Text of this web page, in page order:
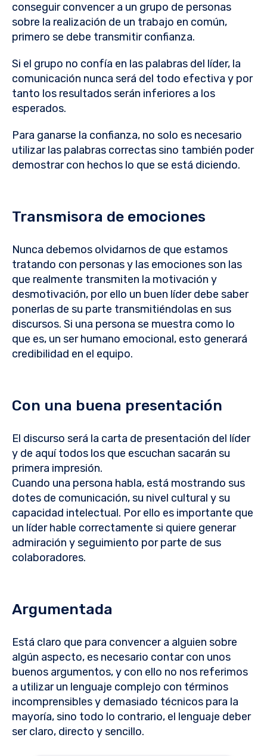
conseguir convencer a un grupo de personas
sobre la realización de un trabajo en común,
primero se debe transmitir confianza.
Si el grupo no confía en las palabras del líder, la
comunicación nunca será del todo efectiva y por
tanto los resultados serán inferiores a los
esperados.
Para ganarse la confianza, no solo es necesario
utilizar las palabras correctas sino también poder
demostrar con hechos lo que se está diciendo.
Transmisora de emociones
Nunca debemos olvidarnos de que estamos
tratando con personas y las emociones son las
que realmente transmiten la motivación y
desmotivación, por ello un buen líder debe saber
ponerlas de su parte transmitiéndolas en sus
discursos. Si una persona se muestra como lo
que es, un ser humano emocional, esto generará
credibilidad en el equipo.
Con una buena presentación
El discurso será la carta de presentación del líder
y de aquí todos los que escuchan sacarán su
primera impresión.
Cuando una persona habla, está mostrando sus
dotes de comunicación, su nivel cultural y su
capacidad intelectual. Por ello es importante que
un líder hable correctamente si quiere generar
admiración y seguimiento por parte de sus
colaboradores.
Argumentada
Está claro que para convencer a alguien sobre
algún aspecto, es necesario contar con unos
buenos argumentos, y con ello no nos referimos
a utilizar un lenguaje complejo con términos
incomprensibles y demasiado técnicos para la
mayoría, sino todo lo contrario, el lenguaje deber
ser claro, directo y sencillo.